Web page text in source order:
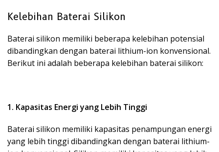
Kelebihan Baterai Silikon
Baterai silikon memiliki beberapa kelebihan potensial
dibandingkan dengan baterai lithium-ion konvensional.
Berikut ini adalah beberapa kelebihan baterai silikon:
1. Kapasitas Energi yang Lebih Tinggi
Baterai silikon memiliki kapasitas penampungan energi
yang lebih tinggi dibandingkan dengan baterai lithium-